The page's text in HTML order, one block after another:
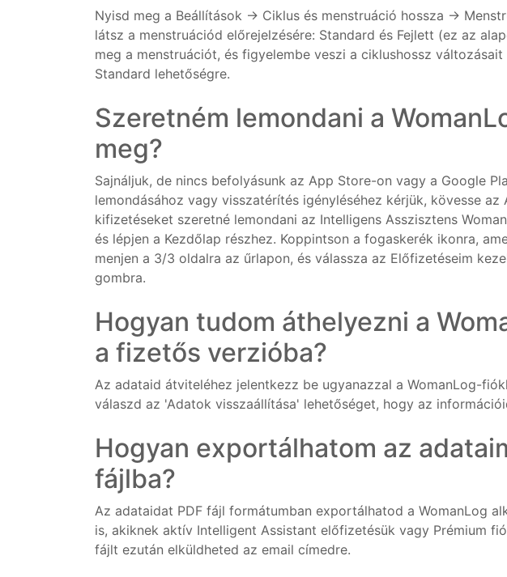
Nyisd meg a Beállítások → Ciklus és menstruáció hossza →
látsz a menstruációd előrejelzésére: Standard és Fejlett (ez az
meg a menstruációt, és figyelembe veszi a ciklushossz
Standard lehetőségre.
Szeretném lemondani a
meg?
Sajnáljuk, de nincs befolyásunk az App Store-on vagy a Google
lemondásához vagy visszatérítés igényléséhez kérjük, kövesse
kifizetéseket szeretné lemondani az Intelligens Asszisztens
és lépjen a Kezdőlap részhez. Koppintson a fogaskerék ikonra,
menjen a 3/3 oldalra az űrlapon, és válassza az Előfizetéseim
gombra.
Hogyan tudom áthelyezni a
a fizetős verzióba?
Az adataid átviteléhez jelentkezz be ugyanazzal a WomanLog-
válaszd az 'Adatok visszaállítása' lehetőséget, hogy az
Hogyan exportálhatom az
fájlba?
Az adataidat PDF fájl formátumban exportálhatod a WomanLog
is, akiknek aktív Intelligent Assistant előfizetésük vagy Prémium
fájlt ezután elküldheted az email címedre.